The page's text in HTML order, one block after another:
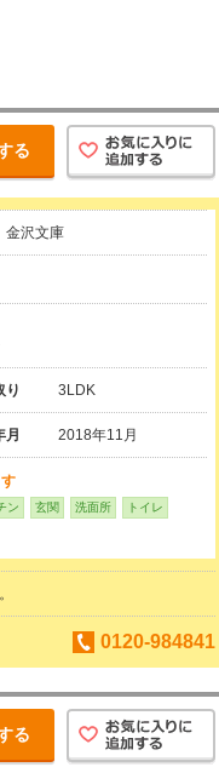
る
沢文庫
り 3LDK
月 2018年11月
ン 玄関 洗面所 トイレ
0120-984841
る